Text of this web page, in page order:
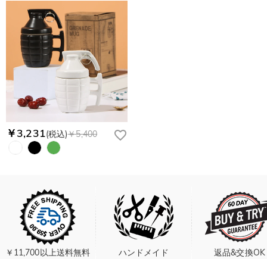
￥3,231(税込)￥5,400
￥11,700以上送料無料 ハンドメイド 返品&交換OK